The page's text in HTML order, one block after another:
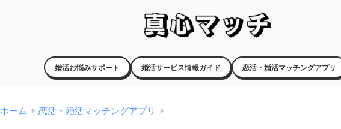
婚活お悩みサポート 婚活サービス情報ガイド 恋活・婚活マッチングアプリ
ホーム 恋活・婚活マッチングアプリ